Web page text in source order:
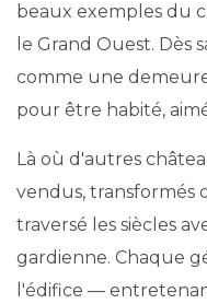
beaux exemples du
le Grand Ouest. Dès
comme une
pour être habité,
Là où d'autres
vendus, transformés
traversé les siècles
gardienne. Chaque
l'édifice —